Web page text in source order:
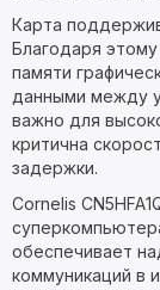
Карта
Благодаря
памяти
данными между
важно для
критична
задержки.
Cornelis
обеспечивает
коммуникаций в